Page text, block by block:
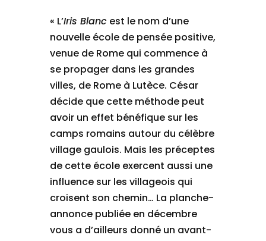
« L’Iris Blanc est le nom d’une
nouvelle école de pensée positive,
venue de Rome qui commence à
se propager dans les grandes
villes, de Rome à Lutèce. César
décide que cette méthode peut
avoir un effet bénéfique sur les
camps romains autour du célèbre
village gaulois. Mais les préceptes
de cette école exercent aussi une
influence sur les villageois qui
croisent son chemin… La planche-
annonce publiée en décembre
vous a d’ailleurs donné un avant-